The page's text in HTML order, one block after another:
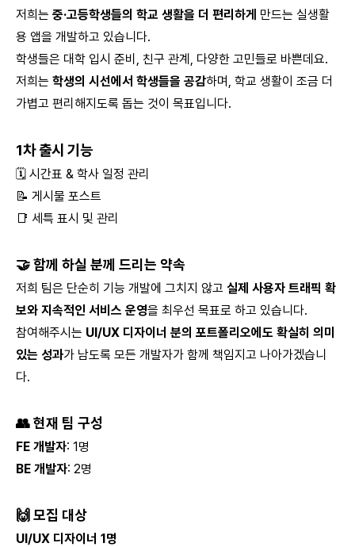
저희는 중·고등학생들의 학교 생활을 더 편리하게 만드는 실생활
용 앱을 개발하고 있습니다.
학생들은 대학 입시 준비, 친구 관계, 다양한 고민들로 바쁜데요.
저희는 학생의 시선에서 학생들을 공감하며, 학교 생활이 조금 더
가볍고 편리해지도록 돕는 것이 목표입니다.
1차 출시 기능
🗓️ 시간표 & 학사 일정 관리
📝 게시물 포스트
📑 세특 표시 및 관리
🤝 함께 하실 분께 드리는 약속
저희 팀은 단순히 기능 개발에 그치지 않고 실제 사용자 트래픽 확
보와 지속적인 서비스 운영을 최우선 목표로 하고 있습니다.
참여해주시는 UI/UX 디자이너 분의 포트폴리오에도 확실히 의미
있는 성과가 남도록 모든 개발자가 함께 책임지고 나아가겠습니
다.
👥 현재 팀 구성
FE 개발자: 1명
BE 개발자: 2명
🙌 모집 대상
UI/UX 디자이너 1명